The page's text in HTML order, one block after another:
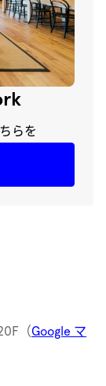
らを
（Google マ